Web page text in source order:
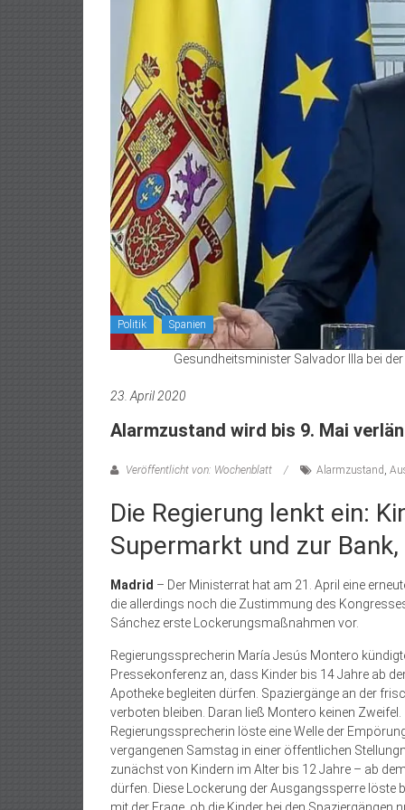
Politik Spanien
Gesundheitsminister Salvador Illa bei
23. April 2020
Alarmzustand wird bis 9. Mai
Veröffentlicht von: Wochenblatt Alarmzustand ,
Die Regierung lenkt ein:
Supermarkt und zur
Madrid – Der Ministerrat hat am 21. April eine
die allerdings noch die Zustimmung des
Sánchez erste Lockerungsmaßnahmen vor.
Regierungssprecherin María Jesús Montero
Pressekonferenz an, dass Kinder bis 14 Jahre ab
Apotheke begleiten dürfen. Spaziergänge an der
verboten bleiben. Daran ließ Montero keinen
Regierungssprecherin löste eine Welle der
vergangenen Samstag in einer öffentlichen
zunächst von Kindern im Alter bis 12 Jahre – ab
dürfen. Diese Lockerung der Ausgangssperre löste